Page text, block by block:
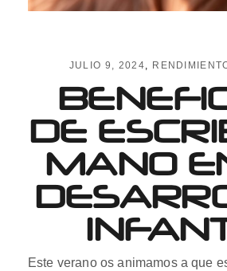
JULIO 9, 2024
DE
MANO
Este verano os animamos a que